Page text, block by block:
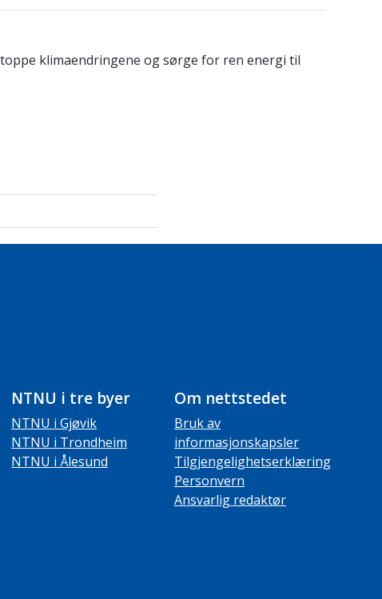
klimaendringene og sørge for ren energi til
NTNU i tre byer
NTNU i Gjøvik
NTNU i Trondheim
NTNU i Ålesund
Om nettstedet
Bruk av
informasjonskapsler
Tilgjengelighetserklæring
Personvern
Ansvarlig redaktør